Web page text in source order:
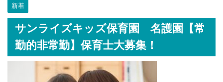
新着
サンライズキッズ保育園 名護園【常
勤的非常勤】保育士大募集！